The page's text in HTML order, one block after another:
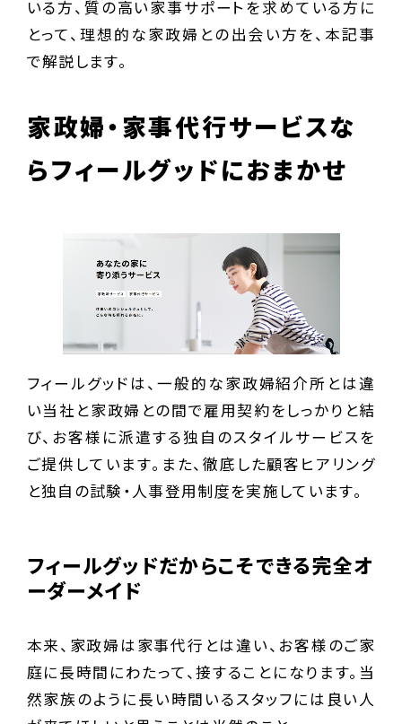
いる方、質の高い家事サポートを求めている方に
とって、理想的な家政婦との出会い方を、本記事
で解説します。
家政婦・家事代行サービスな
らフィールグッドにおまかせ
フィールグッドは、一般的な家政婦紹介所とは違
い当社と家政婦との間で雇用契約をしっかりと結
び、お客様に派遣する独自のスタイルサービスを
ご提供しています。また、徹底した顧客ヒアリング
と独自の試験・人事登用制度を実施しています。
フィールグッドだからこそできる完全オ
ーダーメイド
本来、家政婦は家事代行とは違い、お客様のご家
庭に長時間にわたって、接することになります。当
然家族のように長い時間いるスタッフには良い人